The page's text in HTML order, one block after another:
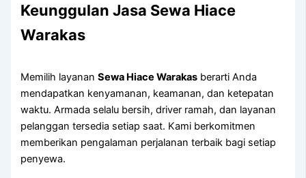
Keunggulan Jasa Sewa Hiace
Warakas
Memilih layananSewa Hiace Warakas berarti Anda
mendapatkan kenyamanan, keamanan, dan ketepatan
waktu. Armada selalu bersih, driver ramah, dan layanan
pelanggan tersedia setiap saat. Kami berkomitmen
memberikan pengalaman perjalanan terbaik bagi setiap
penyewa.